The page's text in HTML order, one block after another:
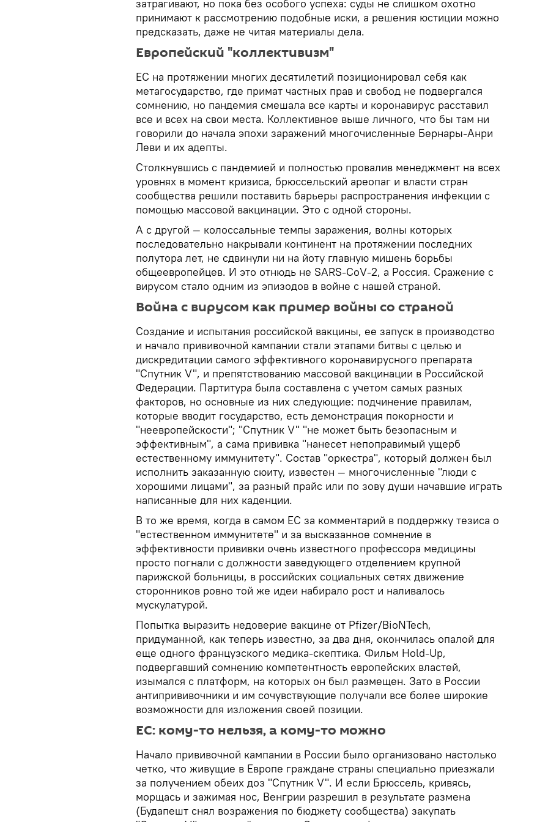
затрагивают, но пока без особого успеха: суды не слишком охотно
принимают к рассмотрению подобные иски, а решения юстиции можно
предсказать, даже не читая материалы дела.
Европейский "коллективизм"
ЕС на протяжении многих десятилетий позиционировал себя как
метагосударство, где примат частных прав и свобод не подвергался
сомнению, но пандемия смешала все карты и коронавирус расставил
все и всех на свои места. Коллективное выше личного, что бы там ни
говорили до начала эпохи заражений многочисленные Бернары-Анри
Леви и их адепты.
Столкнувшись с пандемией и полностью провалив менеджмент на всех
уровнях в момент кризиса, брюссельский ареопаг и власти стран
сообщества решили поставить барьеры распространения инфекции с
помощью массовой вакцинации. Это с одной стороны.
А с другой — колоссальные темпы заражения, волны которых
последовательно накрывали континент на протяжении последних
полутора лет, не сдвинули ни на йоту главную мишень борьбы
общеевропейцев. И это отнюдь не SARS-CoV-2, а Россия. Сражение с
вирусом стало одним из эпизодов в войне с нашей страной.
Война с вирусом как пример войны со страной
Создание и испытания российской вакцины, ее запуск в производство
и начало прививочной кампании стали этапами битвы с целью и
дискредитации самого эффективного коронавирусного препарата
"Спутник V", и препятствованию массовой вакцинации в Российской
Федерации. Партитура была составлена с учетом самых разных
факторов, но основные из них следующие: подчинение правилам,
которые вводит государство, есть демонстрация покорности и
"неевропейскости"; "Спутник V" "не может быть безопасным и
эффективным", а сама прививка "нанесет непоправимый ущерб
естественному иммунитету". Состав "оркестра", который должен был
исполнить заказанную сюиту, известен — многочисленные "люди с
хорошими лицами", за разный прайс или по зову души начавшие играть
написанные для них каденции.
В то же время, когда в самом ЕС за комментарий в поддержку тезиса о
"естественном иммунитете" и за высказанное сомнение в
эффективности прививки очень известного профессора медицины
просто погнали с должности заведующего отделением крупной
парижской больницы, в российских социальных сетях движение
сторонников ровно той же идеи набирало рост и наливалось
мускулатурой.
Попытка выразить недоверие вакцине от Pfizer/BioNTech,
придуманной, как теперь известно, за два дня, окончилась опалой для
еще одного французского медика-скептика. Фильм Hold-Up,
подвергавший сомнению компетентность европейских властей,
изымался с платформ, на которых он был размещен. Зато в России
антипрививочники и им сочувствующие получали все более широкие
возможности для изложения своей позиции.
ЕС: кому-то нельзя, а кому-то можно
Начало прививочной кампании в России было организовано настолько
четко, что живущие в Европе граждане страны специально приезжали
за получением обеих доз "Спутник V". И если Брюссель, кривясь,
морщась и зажимая нос, Венгрии разрешил в результате размена
(Будапешт снял возражения по бюджету сообщества) закупать